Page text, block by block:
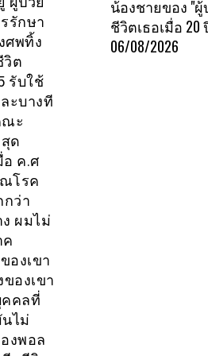
รักษา
ศพทิ้ง
วิต
รับใช้
ะบางที
ณะ
ด
อ ค.ศ
โรค
กว่า
ผมไม่
ค
องเขา
องเขา
คคลที่
ไม่
งพอล
น้องชายของ "
ชีวิตเธอเมื่อ 20
06/08/2026